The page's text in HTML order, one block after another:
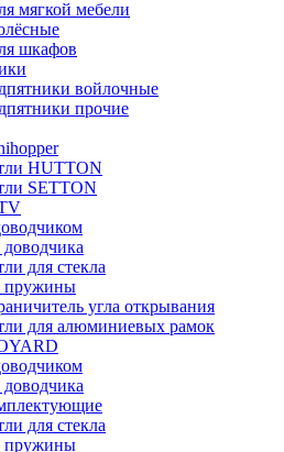
мягкой мебели
шкафов
войлочные
прочие
HUTTON
SETTON
доводчика
для стекла
пружины
угла открывания
для алюминиевых рамок
доводчика
для стекла
пружины